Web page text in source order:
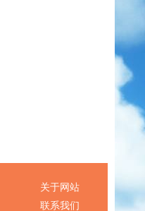
关于网站
联系我们